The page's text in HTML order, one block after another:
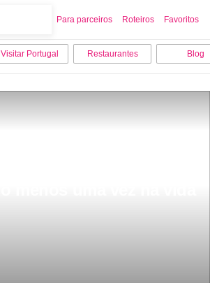
Para parceiros Roteiros Favoritos
Visitar Portugal Restaurantes Blog